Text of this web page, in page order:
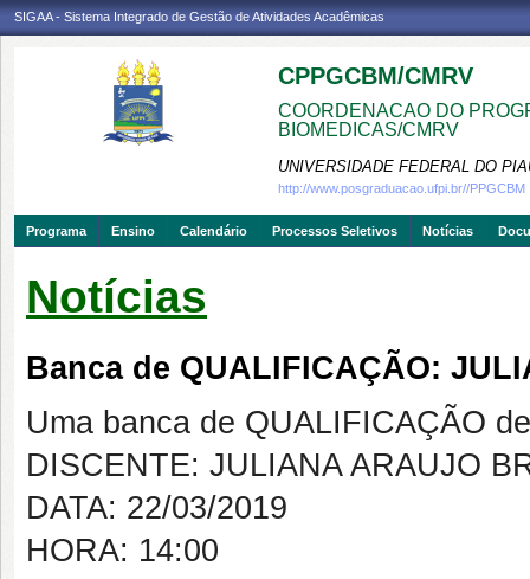
SIGAA - Sistema Integrado de Gestão de Atividades Acadêmicas
CPPGCBM/CMRV
COORDENACAO DO
BIOMEDICAS/CMRV
UNIVERSIDADE FEDERAL DO
http://www.posgraduacao.ufpi.br//PPGCBM
Programa Ensino Calendário Processos Seletivos Notícias
Notícias
Banca de QUALIFICAÇÃO:
Uma banca de QUALIFICAÇÃO
DISCENTE: JULIANA ARAUJO
DATA: 22/03/2019
HORA: 14:00